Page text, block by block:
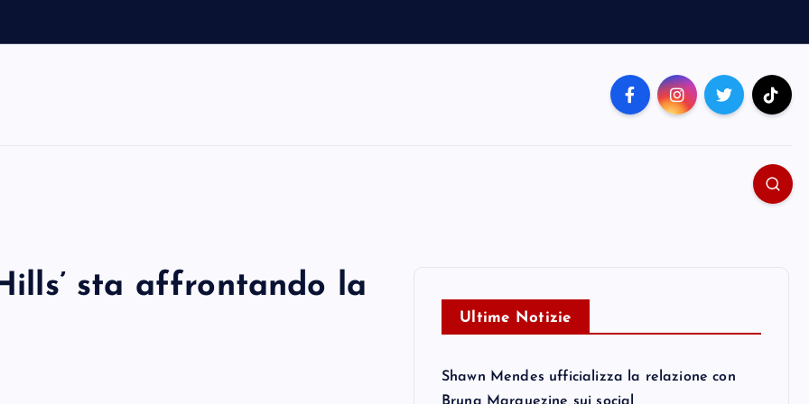
sta affrontando la
Ultime Notizie
Shawn Mendes ufficializza la relazione con
Bruna Marquezine sui social